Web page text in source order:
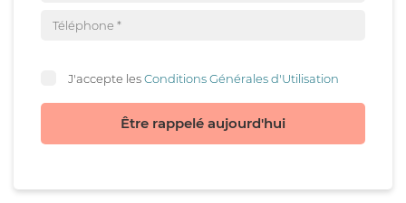
J'accepte lesConditions Générales d'Utilisation
Être rappelé aujourd'hui